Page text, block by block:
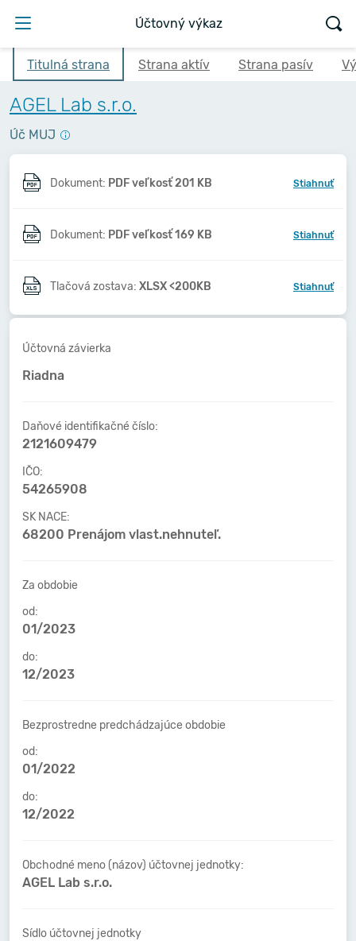
Účtovný výkaz
Titulná strana Strana aktív Strana pasív
AGEL Lab s.r.o.
Úč MUJ
Dokument: PDF veľkosť 201 KB Stiahnuť
Dokument: PDF veľkosť 169 KB Stiahnuť
Tlačová zostava: XLSX <200KB Stiahnuť
Účtovná závierka
Riadna
Daňové identifikačné číslo:
2121609479
IČO:
54265908
SK NACE:
68200 Prenájom vlast.nehnuteľ.
Za obdobie
od:
01/2023
do:
12/2023
Bezprostredne predchádzajúce obdobie
od:
01/2022
do:
12/2022
Obchodné meno (názov) účtovnej jednotky:
AGEL Lab s.r.o.
Sídlo účtovnej jednotky